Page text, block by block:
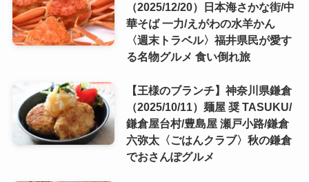
（2025/12/20）日本海さかな街/中
華そば 一力/えがわの水羊かん
〈週末トラベル〉福井県民が愛す
る名物グルメ 食い倒れ旅
【王様のブランチ】神奈川県鎌倉
（2025/10/11）麺屋 奨 TASUKU/
鎌倉屋台村/豊島屋 瀬戸小路/鎌倉
六弥太〈ごはんクラブ〉秋の鎌倉
でおさんぽグルメ